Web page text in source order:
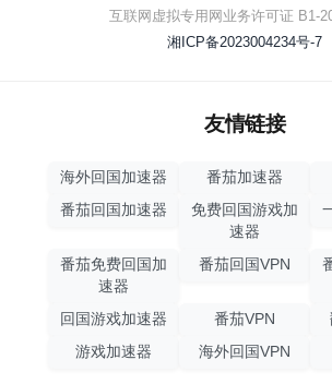
互联网虚拟专用网业务许可证 B1-
湘ICP备2023004234号-7
友情链接
海外回国加速器 番茄加速器
番茄回国加速器
免费回国游戏加
速器
番茄免费回国加
速器
番茄回国VPN
回国游戏加速器
番茄VPN
游戏加速器
海外回国VPN